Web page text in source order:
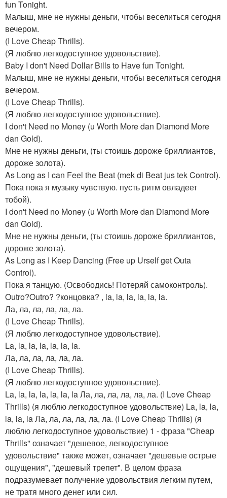
fun Tonight.
Малыш, мне не нужны деньги, чтобы веселиться сегодня
вечером.
(I Love Cheap Thrills).
(Я люблю легкодоступное удовольствие).
Baby I don't Need Dollar Bills to Have fun Tonight.
Малыш, мне не нужны деньги, чтобы веселиться сегодня
вечером.
(I Love Cheap Thrills).
(Я люблю легкодоступное удовольствие).
I don't Need no Money (u Worth More dan Diamond More
dan Gold).
Мне не нужны деньги, (ты стоишь дороже бриллиантов,
дороже золота).
As Long as I can Feel the Beat (mek di Beat jus tek Control).
Пока пока я музыку чувствую. пусть ритм овладеет
тобой).
I don't Need no Money (u Worth More dan Diamond More
dan Gold).
Мне не нужны деньги, (ты стоишь дороже бриллиантов,
дороже золота).
As Long as I Keep Dancing (Free up Urself get Outa
Control).
Пока я танцую. (Освободись! Потеряй самоконтроль).
Outro?Outro? ?концовка? , la, la, la, la, la, la.
Ла, ла, ла, ла, ла, ла.
(I Love Cheap Thrills).
(Я люблю легкодоступное удовольствие).
La, la, la, la, la, la, la.
Ла, ла, ла, ла, ла, ла.
(I Love Cheap Thrills).
(Я люблю легкодоступное удовольствие).
La, la, la, la, la, la, la Ла, ла, ла, ла, ла, ла. (I Love Cheap
Thrills) (я люблю легкодоступное удовольствие) La, la, la,
la, la, la Ла, ла, ла, ла, ла, ла. (I Love Cheap Thrills) (я
люблю легкодоступное удовольствие) 1 - фраза "Cheap
Thrills" означает "дешевое, легкодоступное
удовольствие" также может, означает "дешевые острые
ощущения", "дешевый трепет". В целом фраза
подразумевает получение удовольствия легким путем,
не тратя много денег или сил.